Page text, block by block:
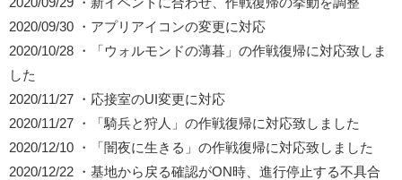
2020/09/30 ・アプリアイコンの変更に対応
2020/10/28 ・「ウォルモンドの薄暮」の作戦復帰に対応致しま
した
2020/11/27 ・応接室のUI変更に対応
2020/11/27 ・「騎兵と狩人」の作戦復帰に対応致しました
2020/12/10 ・「闇夜に生きる」の作戦復帰に対応致しました
2020/12/22 ・基地から戻る確認がON時、進行停止する不具合